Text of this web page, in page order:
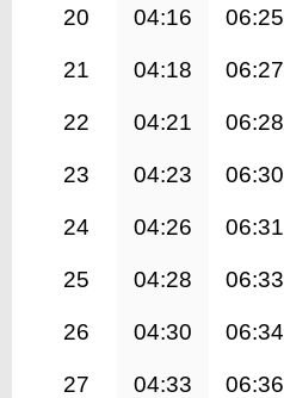
20 04:16 06:25
21 04:18 06:27
22 04:21 06:28
23 04:23 06:30
24 04:26 06:31
25 04:28 06:33
26 04:30 06:34
27 04:33 06:36